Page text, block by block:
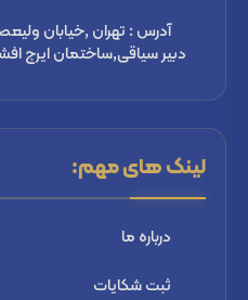
آدرس : تهران ,خیابان
دبیر سیاقی,ساختمان ایرج
لینک های مهم:
درباره ما
ثبت شكايات